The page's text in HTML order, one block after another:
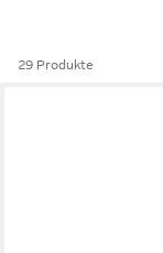
29 Produkte